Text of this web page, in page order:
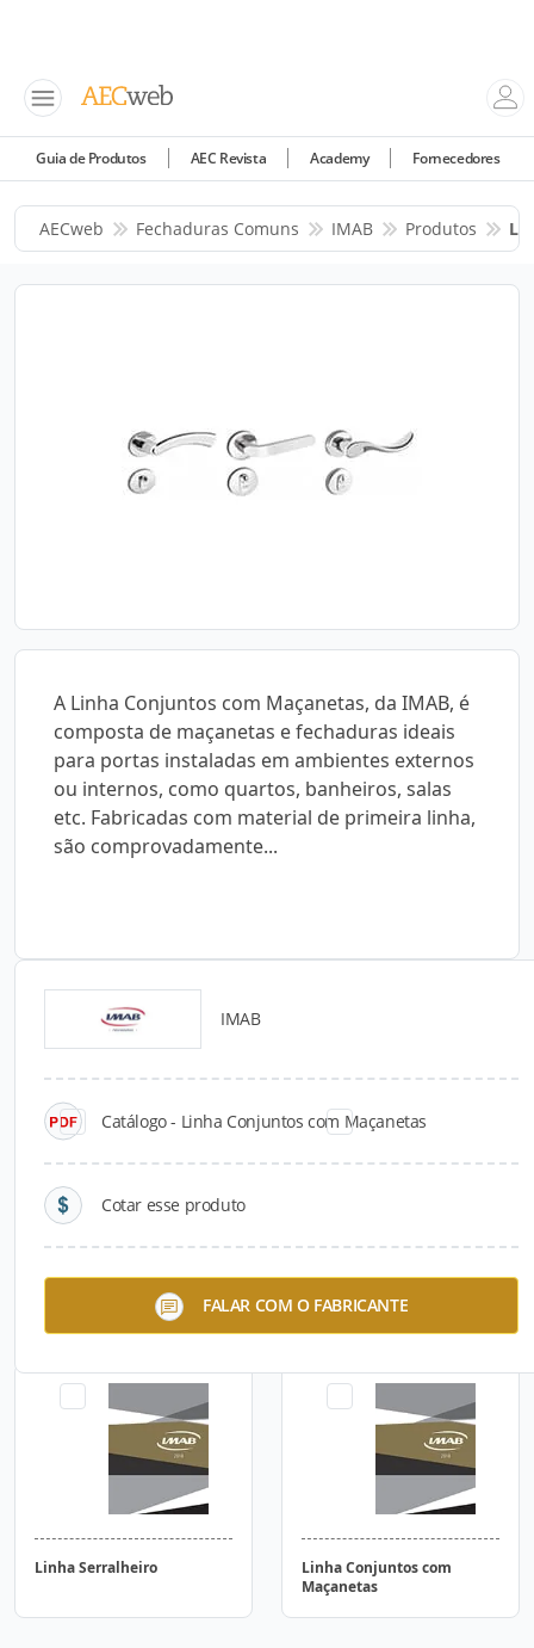
Guia de Produtos AEC Revista Academy Fornecedores
AECweb Fechaduras Comuns IMAB Produtos
A Linha Conjuntos com Maçanetas, da IMAB, é
composta de maçanetas e fechaduras ideais
para portas instaladas em ambientes externos
ou internos, como quartos, banheiros, salas
etc. Fabricadas com material de primeira linha,
são comprovadamente...
IMAB
Catálogo - Linha Conjuntos com Maçanetas
Cotar esse produto
FALAR COM O FABRICANTE
Catálogos para Download
Linha Serralheiro
Linha Conjuntos com
Maçanetas